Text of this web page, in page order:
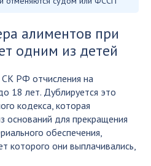
алиментов при
одним из детей
РФ отчисления на
18 лет. Дублируется это
кодекса, которая
оснований для прекращения
обеспечения,
которого они выплачивались,